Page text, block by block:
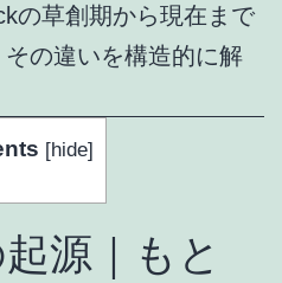
の草創期から現在まで
の違いを構造的に解
[hide]
源｜もと